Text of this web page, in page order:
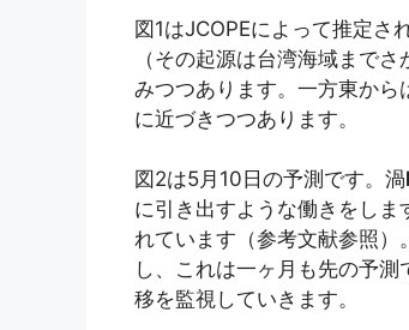
図1はJCOPEによって推定さ
（その起源は台湾海域まで
みつつあります。一方東から
に近づきつつあります。
図2は5月10日の予測です。渦
に引き出すような働きをし
れています（参考文献参照
し、これは一ヶ月も先の予
移を監視していきます。